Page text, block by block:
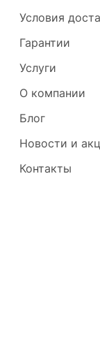
Условия
Гарантии
Услуги
О компании
Блог
Новости и
Контакты